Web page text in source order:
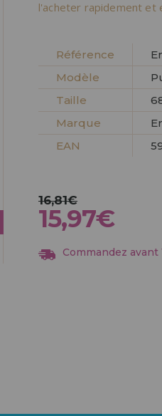
Allez-y! Nous vous
l'acheter rapidement et
Référence
Modèle
Taille
Marque
EAN
16,81€
15,97€
Commandez